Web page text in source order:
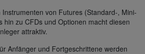
von Futures (Standard-, Mini-
hin zu CFDs und Optionen macht diesen
attraktiv.
Anfänger und Fortgeschrittene werden